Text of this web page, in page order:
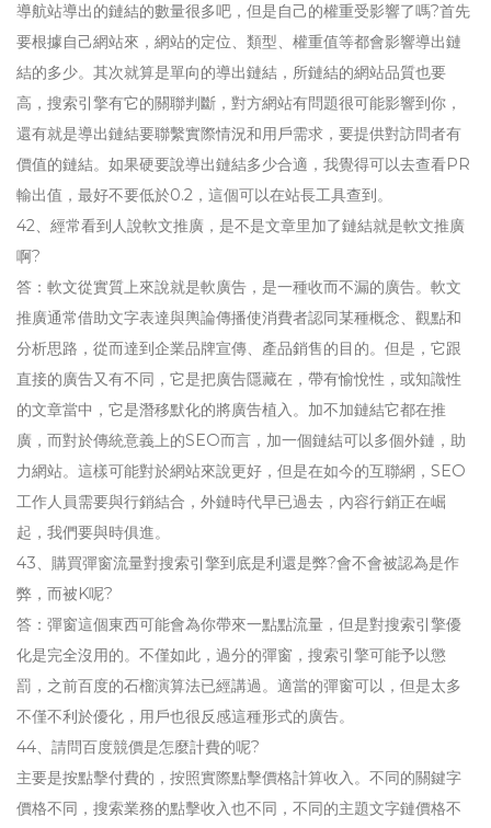
導航站導出的鏈結的數量很多吧，但是自己的權重受影響了嗎?首先
要根據自己網站來，網站的定位、類型、權重值等都會影響導出鏈
結的多少。其次就算是單向的導出鏈結，所鏈結的網站品質也要
高，搜索引擎有它的關聯判斷，對方網站有問題很可能影響到你，
還有就是導出鏈結要聯繫實際情況和用戶需求，要提供對訪問者有
價值的鏈結。如果硬要說導出鏈結多少合適，我覺得可以去查看PR
輸出值，最好不要低於0.2，這個可以在站長工具查到。
42、經常看到人說軟文推廣，是不是文章里加了鏈結就是軟文推廣
啊?
答：軟文從實質上來說就是軟廣告，是一種收而不漏的廣告。軟文
推廣通常借助文字表達與輿論傳播使消費者認同某種概念、觀點和
分析思路，從而達到企業品牌宣傳、產品銷售的目的。但是，它跟
直接的廣告又有不同，它是把廣告隱藏在，帶有愉悅性，或知識性
的文章當中，它是潛移默化的將廣告植入。加不加鏈結它都在推
廣，而對於傳統意義上的SEO而言，加一個鏈結可以多個外鏈，助
力網站。這樣可能對於網站來說更好，但是在如今的互聯網，SEO
工作人員需要與行銷結合，外鏈時代早已過去，內容行銷正在崛
起，我們要與時俱進。
43、購買彈窗流量對搜索引擎到底是利還是弊?會不會被認為是作
弊，而被K呢?
答：彈窗這個東西可能會為你帶來一點點流量，但是對搜索引擎優
化是完全沒用的。不僅如此，過分的彈窗，搜索引擎可能予以懲
罰，之前百度的石榴演算法已經講過。適當的彈窗可以，但是太多
不僅不利於優化，用戶也很反感這種形式的廣告。
44、請問百度競價是怎麼計費的呢?
主要是按點擊付費的，按照實際點擊價格計算收入。不同的關鍵字
價格不同，搜索業務的點擊收入也不同，不同的主題文字鏈價格不